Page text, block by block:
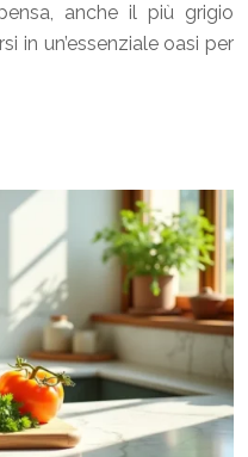
anche il più grigio
in un’essenziale oasi per